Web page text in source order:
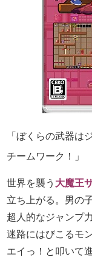
「ぼくらの武器は
チームワーク！」
世界を襲う 大魔王
立ち上がる。 男の
超人的なジャンプ
迷路にはびこるモ
エイっ！と叩いて